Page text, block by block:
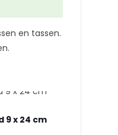
en tassen.
9 x 24 cm